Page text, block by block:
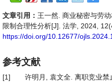
文章引用： 王一然. 商业秘密与劳
限制合理性分析[J]. 法学, 2024,
https://doi.org/10.12677/
参考文献
[1]
许明月, 袁文全. 离职竞业